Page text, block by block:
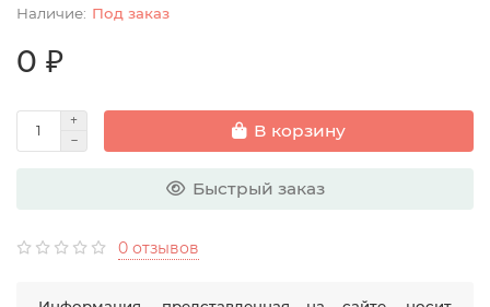
Под заказ
0 ₽
В корзину
Быстрый заказ
0 отзывов